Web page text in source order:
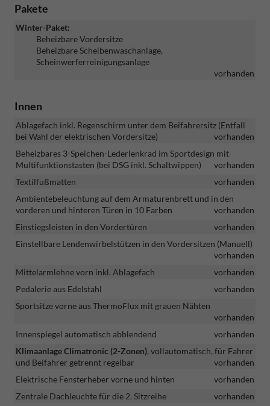
Pakete
Winter-Paket:
Beheizbare Vordersitze
Beheizbare Scheibenwaschanlage,
Scheinwerferreinigungsanlage
vorhanden
Innen
Ablagefach inkl. Regenschirm unter dem Beifahrersitz (Entfall
bei Wahl der elektrischen Vordersitze)
vorhanden
Beheizbares 3-Speichen-Lederlenkrad im Sportdesign mit
Multifunktionstasten (bei DSG inkl. Schaltwippen)
vorhanden
Textilfußmatten
vorhanden
Ambientebeleuchtung auf dem Armaturenbrett und in den
vorderen und hinteren Türen in 10 Farben
vorhanden
Einstiegsleisten in den Vordertüren
vorhanden
Einstellbare Lendenwirbelstützen in den Vordersitzen (Manuell)
vorhanden
Mittelarmlehne vorn inkl. Ablagefach
vorhanden
Pedalerie aus Edelstahl
vorhanden
Sportsitze vorne aus ThermoFlux mit grauen Nähten
vorhanden
Innenspiegel automatisch abblendend
vorhanden
Klimaanlage Climatronic (2-Zonen), vollautomatisch, für Fahrer
und Beifahrer getrennt regelbar
vorhanden
Elektrische Fensterheber vorne und hinten
vorhanden
Zentrale Dachleuchte für die 2. Sitzreihe
vorhanden